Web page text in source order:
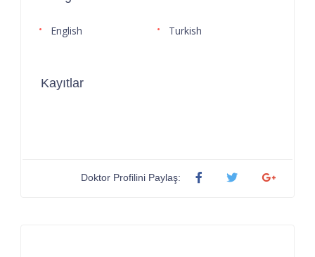
English Turkish
Kayıtlar
Doktor Profilini Paylaş: